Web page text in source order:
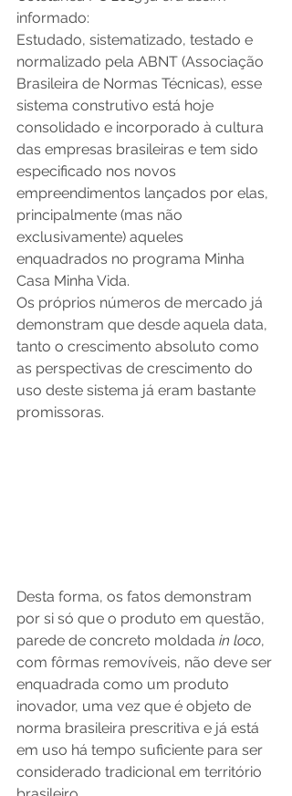
informado:
Estudado, sistematizado, testado e
normalizado pela ABNT (Associação
Brasileira de Normas Técnicas), esse
sistema construtivo está hoje
consolidado e incorporado à cultura
das empresas brasileiras e tem sido
especificado nos novos
empreendimentos lançados por elas,
principalmente (mas não
exclusivamente) aqueles
enquadrados no programa Minha
Casa Minha Vida.
Os próprios números de mercado já
demonstram que desde aquela data,
tanto o crescimento absoluto como
as perspectivas de crescimento do
uso deste sistema já eram bastante
promissoras.
Desta forma, os fatos demonstram
por si só que o produto em questão,
parede de concreto moldada in loco,
com fôrmas removíveis, não deve ser
enquadrada como um produto
inovador, uma vez que é objeto de
norma brasileira prescritiva e já está
em uso há tempo suficiente para ser
considerado tradicional em território